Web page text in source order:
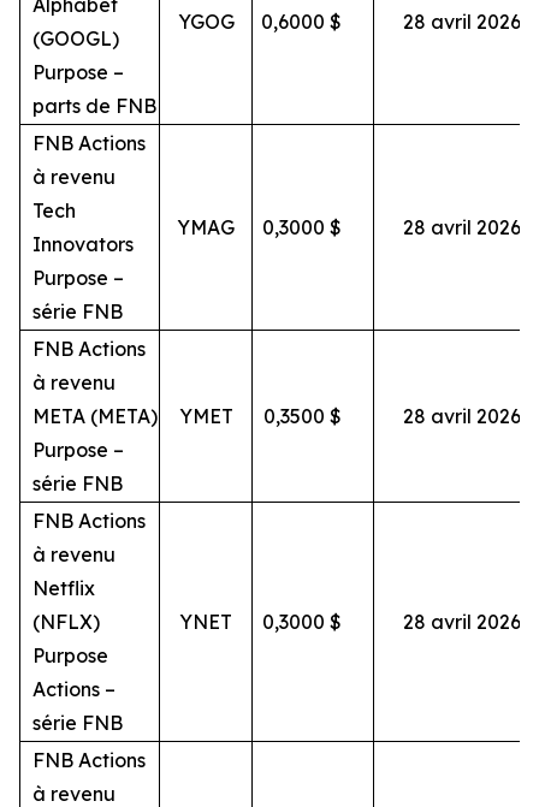
Alphabet
(GOOGL)
Purpose –
parts de FNB
YGOG 0,6000 $ 28 avril 2026
FNB Actions
à revenu
Tech
Innovators
Purpose –
série FNB
YMAG 0,3000 $ 28 avril 2026
FNB Actions
à revenu
META (META)
Purpose –
série FNB
YMET 0,3500 $ 28 avril 2026
FNB Actions
à revenu
Netflix
(NFLX)
Purpose
Actions –
série FNB
YNET 0,3000 $ 28 avril 2026
FNB Actions
à revenu